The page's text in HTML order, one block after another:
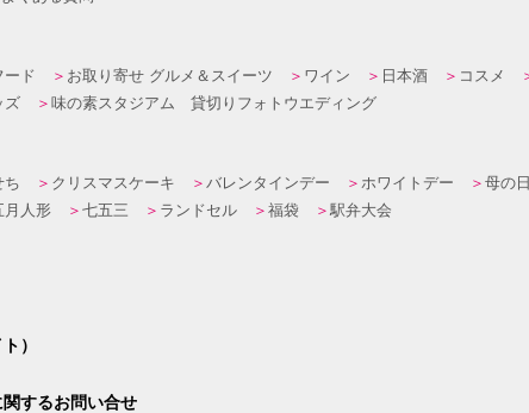
ード お取り寄せ グルメ＆スイーツ ワイン 日本酒 コスメ
ズ 味の素スタジアム 貸切りフォトウエディング
ち クリスマスケーキ バレンタインデー ホワイトデー 母の日
月人形 七五三 ランドセル 福袋 駅弁大会
）
するお問い合せ